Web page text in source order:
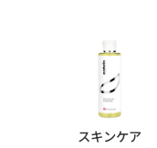
スキンケア